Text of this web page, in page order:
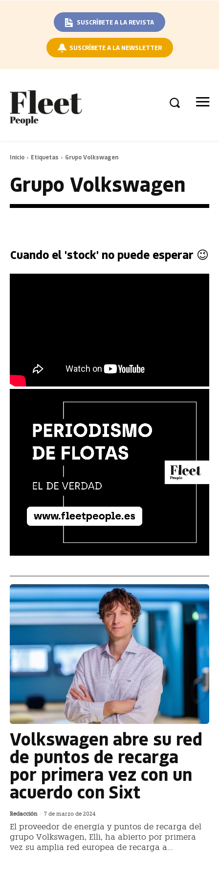
SUSCRÍBETE A LA REVISTA
SUSCRÍBETE A LA NEWSLETTER
Inicio Etiquetas Grupo Volkswagen
Grupo Volkswagen
Cuando el 'stock' no puede esperar 😉
Volkswagen abre su red
de puntos de recarga
por primera vez con un
acuerdo con Sixt
Redacción - 7 de marzo de 2024
El proveedor de energía y puntos de recarga del
grupo Volkswagen, Elli, ha abierto por primera
vez su amplia red europea de recarga a...